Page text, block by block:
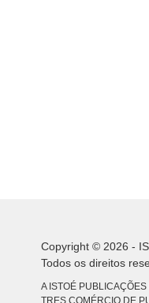
Copyright © 2026 -
Todos os direitos
A ISTOÉ
TRES COMÉRCIO DE